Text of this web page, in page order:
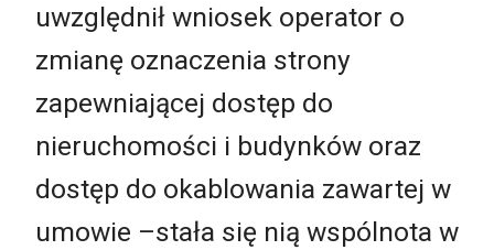
uwzględnił wniosek operator o
zmianę oznaczenia strony
zapewniającej dostęp do
nieruchomości i budynków oraz
dostęp do okablowania zawartej w
umowie –stała się nią wspólnota w